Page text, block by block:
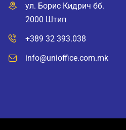
ул. Борис Кидрич бб.
2000 Штип
+389 32 393.038
info@unioffice.com.mk